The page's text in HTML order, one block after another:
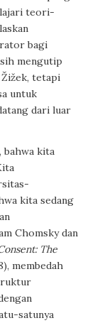
teori-
bagi
mengutip
tetapi
untuk
dari luar
bahwa kita
kita sedang
Chomsky dan
The
membedah
satunya